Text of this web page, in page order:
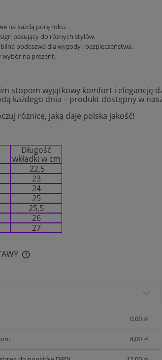
na każdą porę roku.
pasujący do różnych stylów.
podeszwa dla wygody i bezpieczeństwa.
wybór na prezent.
stopom wyjątkowy komfort i elegancję
każdego dnia – produkt dostępny w
różnicę, jaką daje polska jakość!
Długość
wkładki w cm
22,5
23
24
25
25,5
26
27
0,00 zł
8,00 zł